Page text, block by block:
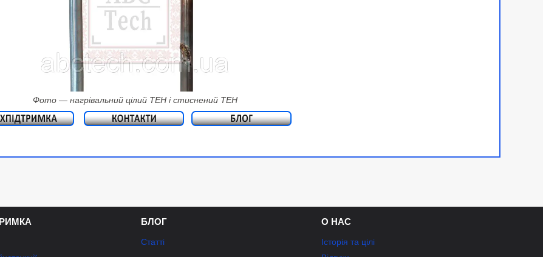
Фото — нагрівальний цілий ТЕН і стиснений ТЕН
БЛОГ
Статті
О НАС
Історія та цілі